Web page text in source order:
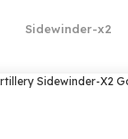
Sidewinder-x2